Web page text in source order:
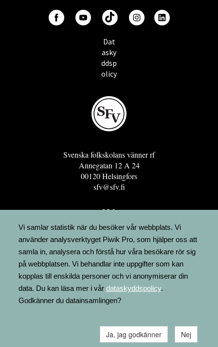
Dat
asky
ddsp
olicy
Svenska folkskolans vänner rf
Annegatan 12 A 24
00120 Helsingfors
sfv@sfv.fi
GRO
FÖRENINGSRESURSEN
MINNESRUNOR.FI
UPPSLAGSVERKET FINLAND
LÄGENHETER
FAKTURERING
Vi samlar statistik när du besöker vår webbplats. Vi
använder analysverktyget Piwik Pro, som hjälper oss att
samla in, analysera och förstå hur våra besökare rör sig
på webbplatsen. Vi behandlar inte uppgifter som kan
kopplas till enskilda personer och vi anonymiserar din
data. Du kan läsa mer i vår dataskyddspolicy.
Godkänner du datainsamlingen?
Ja, jag godkänner Nej